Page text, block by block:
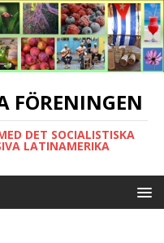
FÖRENINGEN
DET SOCIALISTISKA
LATINAMERIKA